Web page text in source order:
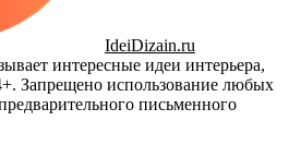
IdeiDizain.ru
интересные идеи интерьера,
Запрещено использование любых
письменного